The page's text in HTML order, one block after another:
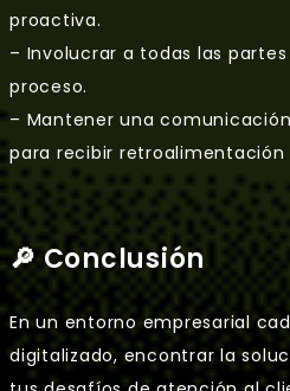
proactiva.
– Involucrar a todas las
proceso.
– Mantener una
para recibir retroalimentación
🔎 Conclusión
En un entorno empresarial
digitalizado, encontrar la